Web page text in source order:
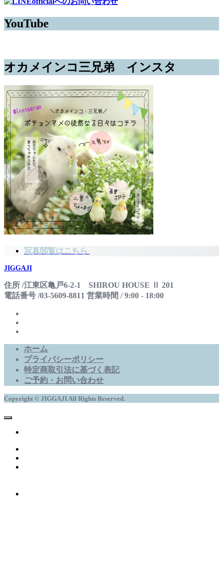
YouTube
オカメインコ三兄弟 インスタ
写真閲覧はこちら
JIGGAJI
住所 /江東区亀戸6-2-1 SHIROU HOUSE Ⅱ 201
電話番号 /03-5609-8811 営業時間 / 9:00 - 18:00
ホーム
プライバシーポリシー
特定商取引法に基づく表記
ご予約・お問い合わせ
Copyright © JIGGAJI All Rights Reserved.